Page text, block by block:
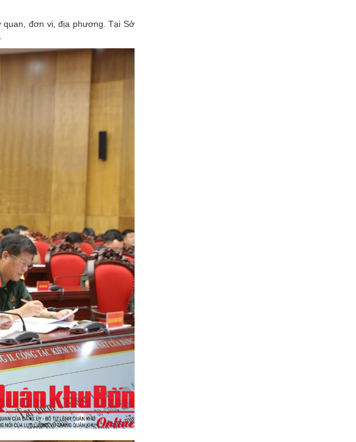
đơn vị, địa phương. Tại Sở